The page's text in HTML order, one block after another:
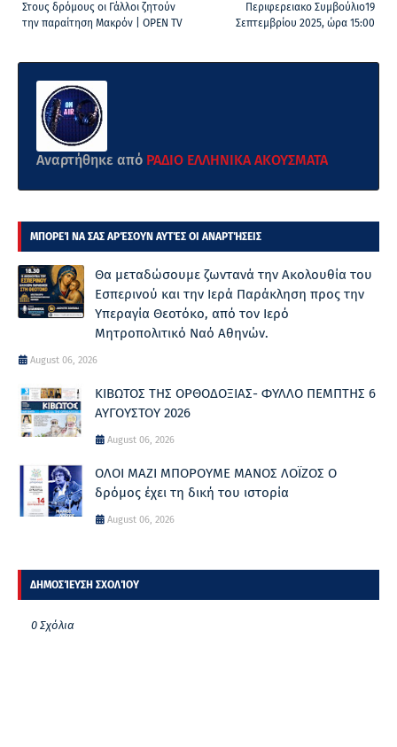
Περιφερειακο Συμβούλιο19
Σεπτεμβρίου 2025, ώρα 15:00
Στους δρόμους οι Γάλλοι ζητούν
την παραίτηση Μακρόν | OPEN TV
Αναρτήθηκε από ΡΑΔΙΟ ΕΛΛΗΝΙΚΑ ΑΚΟΥΣΜΑΤΑ
ΜΠΟΡΕΊ ΝΑ ΣΑΣ ΑΡΈΣΟΥΝ ΑΥΤΈΣ ΟΙ ΑΝΑΡΤΉΣΕΙΣ
Θα μεταδώσουμε ζωντανά την Ακολουθία του
Εσπερινού και την Ιερά Παράκληση προς την
Υπεραγία Θεοτόκο, από τον Ιερό
Μητροπολιτικό Ναό Αθηνών.
August 06, 2026
ΚΙΒΩΤΟΣ ΤΗΣ ΟΡΘΟΔΟΞΙΑΣ- ΦΥΛΛΟ ΠΕΜΠΤΗΣ 6
ΑΥΓΟΥΣΤΟΥ 2026
August 06, 2026
ΟΛΟΙ ΜΑΖΙ ΜΠΟΡΟΥΜΕ ΜΑΝΟΣ ΛΟΪΖΟΣ Ο
δρόμος έχει τη δική του ιστορία
August 06, 2026
ΔΗΜΟΣΊΕΥΣΗ ΣΧΟΛΊΟΥ
0 Σχόλια